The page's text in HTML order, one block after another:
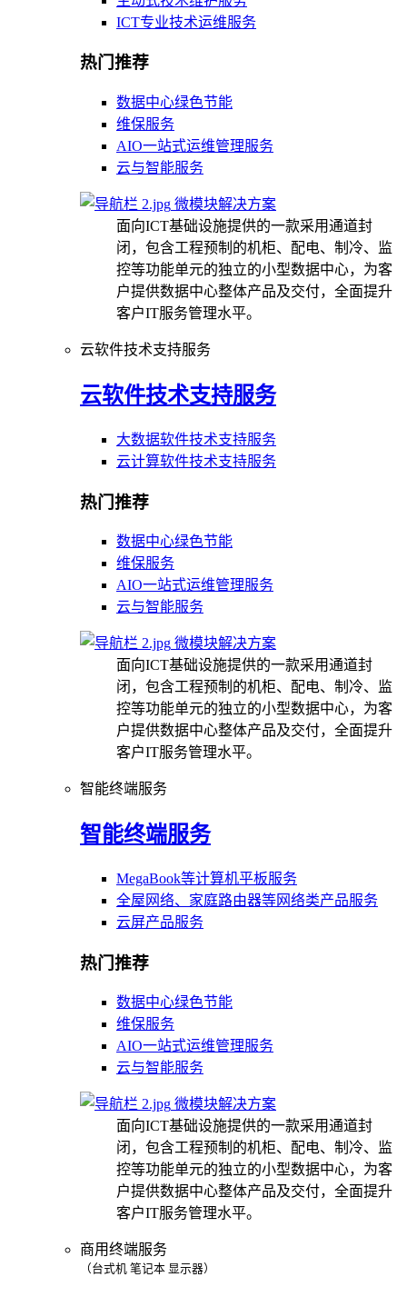
ICT专业技术运维服务
热门推荐
数据中心绿色节能
维保服务
AIO一站式运维管理服务
云与智能服务
微模块解决方案
面向ICT基础设施提供的一款采用通道封
闭，包含工程预制的机柜、配电、制冷、监
控等功能单元的独立的小型数据中心，为客
户提供数据中心整体产品及交付，全面提升
客户IT服务管理水平。
云软件技术支持服务
云软件技术支持服务
大数据软件技术支持服务
云计算软件技术支持服务
热门推荐
数据中心绿色节能
维保服务
AIO一站式运维管理服务
云与智能服务
微模块解决方案
面向ICT基础设施提供的一款采用通道封
闭，包含工程预制的机柜、配电、制冷、监
控等功能单元的独立的小型数据中心，为客
户提供数据中心整体产品及交付，全面提升
客户IT服务管理水平。
智能终端服务
智能终端服务
MegaBook等计算机平板服务
全屋网络、家庭路由器等网络类产品服务
云屏产品服务
热门推荐
数据中心绿色节能
维保服务
AIO一站式运维管理服务
云与智能服务
微模块解决方案
面向ICT基础设施提供的一款采用通道封
闭，包含工程预制的机柜、配电、制冷、监
控等功能单元的独立的小型数据中心，为客
户提供数据中心整体产品及交付，全面提升
客户IT服务管理水平。
商用终端服务
（台式机 笔记本 显示器）